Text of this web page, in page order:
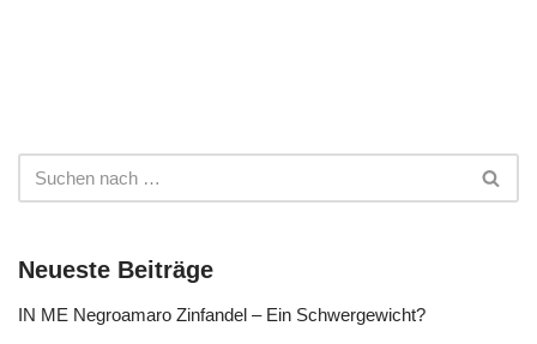
Neueste Beiträge
IN ME Negroamaro Zinfandel – Ein Schwergewicht?